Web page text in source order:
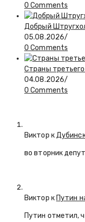
0 Comments
Добрый
05.08.2026/
0 Comments
Страны
04.08.2026/
0 Comments
Виктор к
во вторник
Виктор к Путин
Путин отметил,